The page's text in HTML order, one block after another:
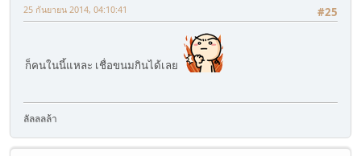
#25
25 กันยายน 2014, 04:10:41
ก็คนในนี้แหละ เชื่อขนมกินได้เลย
ลัลลลล้า